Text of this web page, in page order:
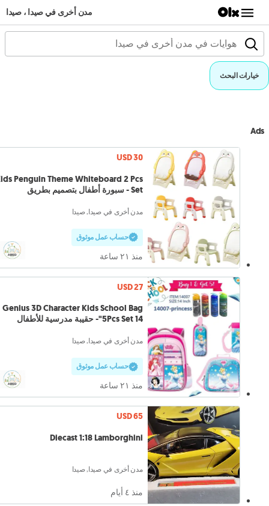
مدن أخرى في صيدا ، صيدا
خيارات البحث
Ads
USD 30
Penguin Theme Whiteboard 2 Pcs
Set - سبورة أطفال بتصميم بطريق
مدن أخرى في صيدا, صيدا
حساب عمل موثوق
منذ ٢١ ساعة
USD 27
Genius 3D Character Kids School Bag
5Pcs Set 14"- حقيبة مدرسية للأطفال
مدن أخرى في صيدا, صيدا
حساب عمل موثوق
منذ ٢١ ساعة
USD 65
Diecast 1:18 Lamborghini
مدن أخرى في صيدا, صيدا
منذ ٤ أيام